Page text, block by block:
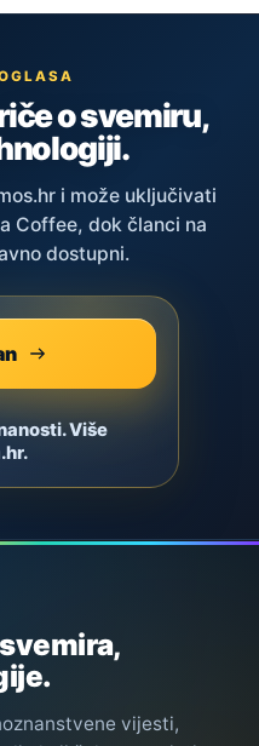
o svemiru,
i može uključivati
Coffee, dok članci na
dostupni.
Više
vijesti,